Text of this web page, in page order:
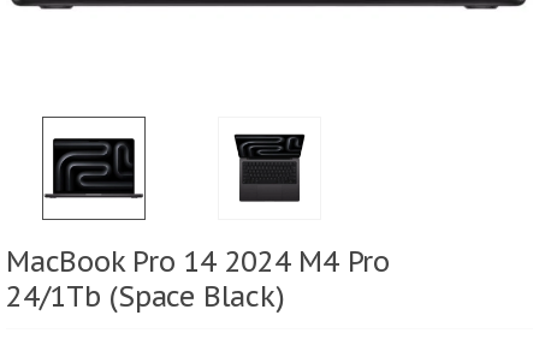
MacBook Pro 14 2024 M4 Pro
24/1Tb (Space Black)